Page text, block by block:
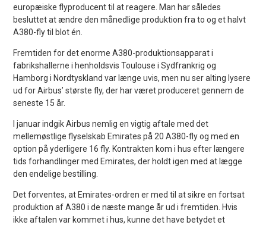
europæiske flyproducent til at reagere. Man har således
besluttet at ændre den månedlige produktion fra to og et halvt
A380-fly til blot én.
Fremtiden for det enorme A380-produktionsapparat i
fabrikshallerne i henholdsvis Toulouse i Sydfrankrig og
Hamborg i Nordtyskland var længe uvis, men nu ser alting lysere
ud for Airbus’ største fly, der har været produceret gennem de
seneste 15 år.
I januar indgik Airbus nemlig en vigtig aftale med det
mellemøstlige flyselskab Emirates på 20 A380-fly og med en
option på yderligere 16 fly. Kontrakten kom i hus efter længere
tids forhandlinger med Emirates, der holdt igen med at lægge
den endelige bestilling.
Det forventes, at Emirates-ordren er med til at sikre en fortsat
produktion af A380 i de næste mange år ud i fremtiden. Hvis
ikke aftalen var kommet i hus, kunne det have betydet et